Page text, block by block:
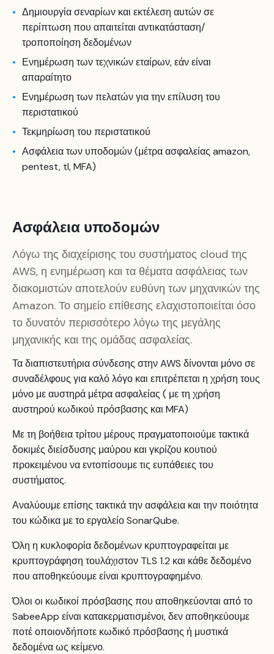
Δημιουργία σεναρίων και εκτέλεση αυτών σε
περίπτωση που απαιτείται αντικατάσταση/
τροποποίηση δεδομένων
Ενημέρωση των τεχνικών εταίρων, εάν είναι
απαραίτητο
Ενημέρωση των πελατών για την επίλυση του
περιστατικού
Τεκμηρίωση του περιστατικού
Ασφάλεια των υποδομών (μέτρα ασφαλείας amazon,
pentest, tl, MFA)
Ασφάλεια υποδομών
Λόγω της διαχείρισης του συστήματος cloud της
AWS, η ενημέρωση και τα θέματα ασφάλειας των
διακομιστών αποτελούν ευθύνη των μηχανικών της
Amazon. Το σημείο επίθεσης ελαχιστοποιείται όσο
το δυνατόν περισσότερο λόγω της μεγάλης
μηχανικής και της ομάδας ασφαλείας.
Τα διαπιστευτήρια σύνδεσης στην AWS δίνονται μόνο σε
συναδέλφους για καλό λόγο και επιτρέπεται η χρήση τους
μόνο με αυστηρά μέτρα ασφαλείας ( με τη χρήση
αυστηρού κωδικού πρόσβασης και MFA)
Με τη βοήθεια τρίτου μέρους πραγματοποιούμε τακτικά
δοκιμές διείσδυσης μαύρου και γκρίζου κουτιού
προκειμένου να εντοπίσουμε τις ευπάθειες του
συστήματος.
Αναλύουμε επίσης τακτικά την ασφάλεια και την ποιότητα
του κώδικα με το εργαλείο SonarQube.
Όλη η κυκλοφορία δεδομένων κρυπτογραφείται με
κρυπτογράφηση τουλάχιστον TLS 1.2 και κάθε δεδομένο
που αποθηκεύουμε είναι κρυπτογραφημένο.
Όλοι οι κωδικοί πρόσβασης που αποθηκεύονται από το
SabeeApp είναι κατακερματισμένοι, δεν αποθηκεύουμε
ποτέ οποιονδήποτε κωδικό πρόσβασης ή μυστικά
δεδομένα ως κείμενο.